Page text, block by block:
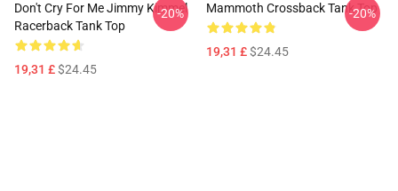
Don't Cry For Me Jimmy Kimmel
Racerback Tank Top
19,31 £$24.45
-20% Mammoth Crossback Tank Top
19,31 £$24.45
-20%